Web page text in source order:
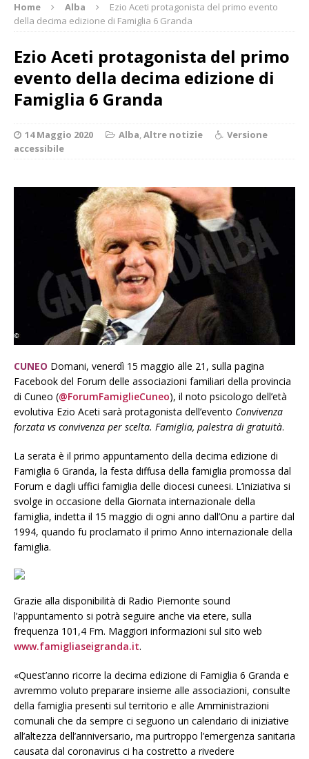
Home Alba
Ezio Aceti protagonista del primo evento
della decima edizione di Famiglia 6 Granda
Ezio Aceti protagonista del primo
evento della decima edizione di
Famiglia 6 Granda
14 Maggio 2020 Alba,Altre notizie
Versione
accessibile
CUNEO Domani, venerdì 15 maggio alle 21, sulla pagina
Facebook del Forum delle associazioni familiari della provincia
di Cuneo (@ForumFamiglieCuneo), il noto psicologo dell’età
evolutiva Ezio Aceti sarà protagonista dell’evento Convivenza
forzata vs convivenza per scelta. Famiglia, palestra di gratuità.
La serata è il primo appuntamento della decima edizione di
Famiglia 6 Granda, la festa diffusa della famiglia promossa dal
Forum e dagli uffici famiglia delle diocesi cuneesi. L’iniziativa si
svolge in occasione della Giornata internazionale della
famiglia, indetta il 15 maggio di ogni anno dall’Onu a partire dal
1994, quando fu proclamato il primo Anno internazionale della
famiglia.
Grazie alla disponibilità di Radio Piemonte sound
l’appuntamento si potrà seguire anche via etere, sulla
frequenza 101,4 Fm. Maggiori informazioni sul sito web
www.famigliaseigranda.it.
«Quest’anno ricorre la decima edizione di Famiglia 6 Granda e
avremmo voluto preparare insieme alle associazioni, consulte
della famiglia presenti sul territorio e alle Amministrazioni
comunali che da sempre ci seguono un calendario di iniziative
all’altezza dell’anniversario, ma purtroppo l’emergenza sanitaria
causata dal coronavirus ci ha costretto a rivedere